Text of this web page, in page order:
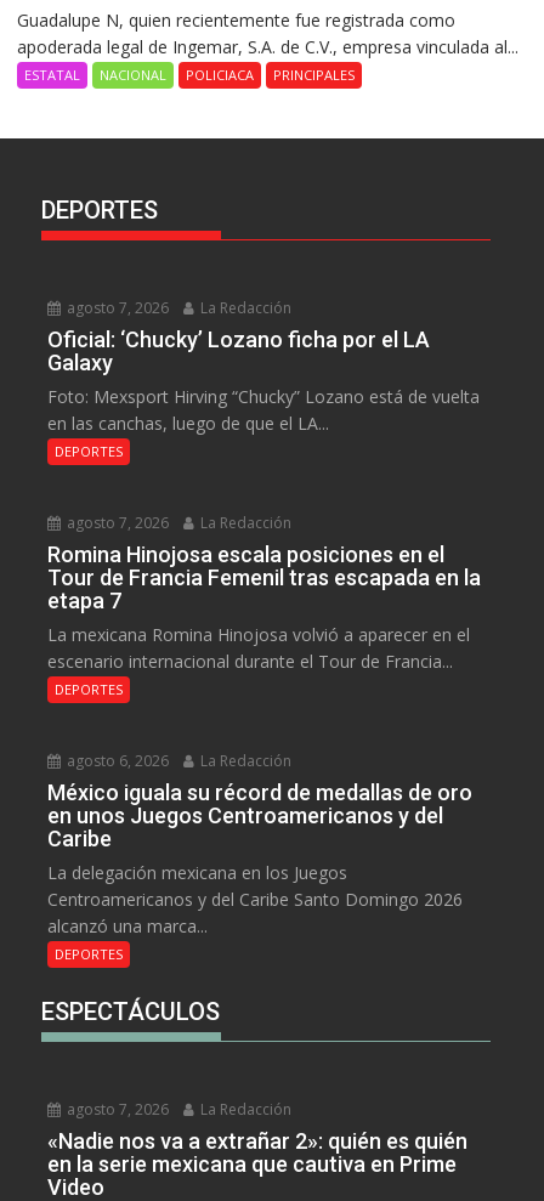
Guadalupe N, quien recientemente fue registrada como
apoderada legal de Ingemar, S.A. de C.V., empresa vinculada al...
ESTATAL NACIONAL POLICIACA PRINCIPALES
DEPORTES
agosto 7, 2026 La Redacción
Oficial: ‘Chucky’ Lozano ficha por el LA
Galaxy
Foto: Mexsport Hirving “Chucky” Lozano está de vuelta
en las canchas, luego de que el LA...
DEPORTES
agosto 7, 2026 La Redacción
Romina Hinojosa escala posiciones en el
Tour de Francia Femenil tras escapada en la
etapa 7
La mexicana Romina Hinojosa volvió a aparecer en el
escenario internacional durante el Tour de Francia...
DEPORTES
agosto 6, 2026 La Redacción
México iguala su récord de medallas de oro
en unos Juegos Centroamericanos y del
Caribe
La delegación mexicana en los Juegos
Centroamericanos y del Caribe Santo Domingo 2026
alcanzó una marca...
DEPORTES
ESPECTÁCULOS
agosto 7, 2026 La Redacción
«Nadie nos va a extrañar 2»: quién es quién
en la serie mexicana que cautiva en Prime
Video